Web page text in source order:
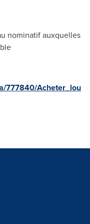
nominatif auxquelles
777840/Acheter_lou